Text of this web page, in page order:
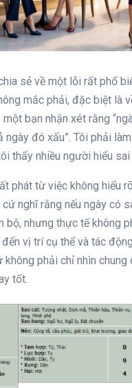
sẻ về một lỗi rất phổ
mắc phải, đặc biệt là
một bạn nhận xét rằng
ngày đó xấu”. Tôi phải
thấy nhiều người hiểu sai
phát từ việc không hiểu
nghĩ rằng nếu ngày có
bộ, nhưng thực tế không
vị trí cụ thể và tác
phải chỉ nhìn chung
tốt.